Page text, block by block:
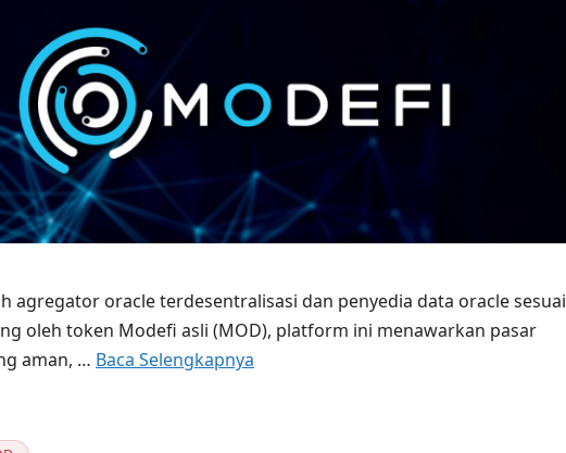
agregator oracle terdesentralisasi dan penyedia data oracle sesuai
oleh token Modefi asli (MOD), platform ini menawarkan pasar
aman, … Baca Selengkapnya